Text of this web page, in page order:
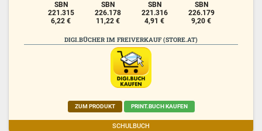
SBN
221.315
6,22 €
SBN
226.178
11,22 €
SBN
221.316
4,91 €
SBN
226.179
9,20 €
DIGI.BÜCHER IM FREIVERKAUF (STORE.AT)
ZUM PRODUKT PRINT.BUCH KAUFEN
SCHULBUCH